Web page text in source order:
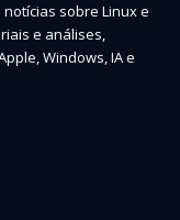
sobre Linux e
e análises,
Windows, IA e